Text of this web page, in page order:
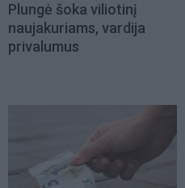
Plungė šoka viliotinį
naujakuriams, vardija
privalumus